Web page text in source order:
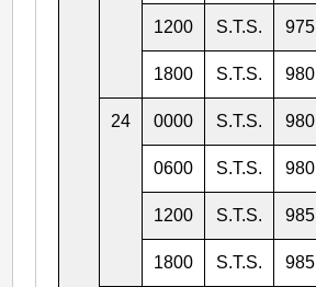
1200 S.T.S. 975
1800 S.T.S. 980
24 0000 S.T.S. 980
0600 S.T.S. 980
1200 S.T.S. 985
1800 S.T.S. 985